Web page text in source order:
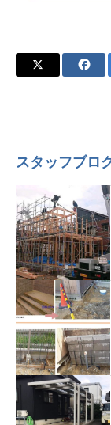
スタッフブロ